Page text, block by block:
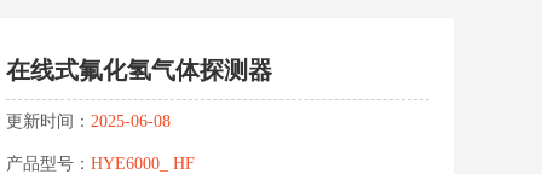
在线式氟化氢气体探测器
更新时间： 2025-06-08
产品型号： HYE6000_ HF